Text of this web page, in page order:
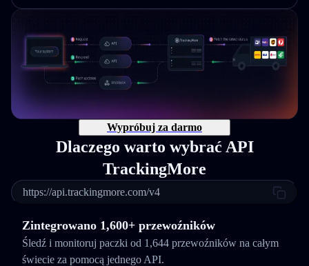
Wypróbuj za darmo
Dlaczego warto wybrać API
TrackingMore
https://api.trackingmore.com/v4
Zintegrowano 1,600+ przewoźników
Śledź i monitoruj paczki od 1,644 przewoźników na całym
świecie za pomocą jednego API.